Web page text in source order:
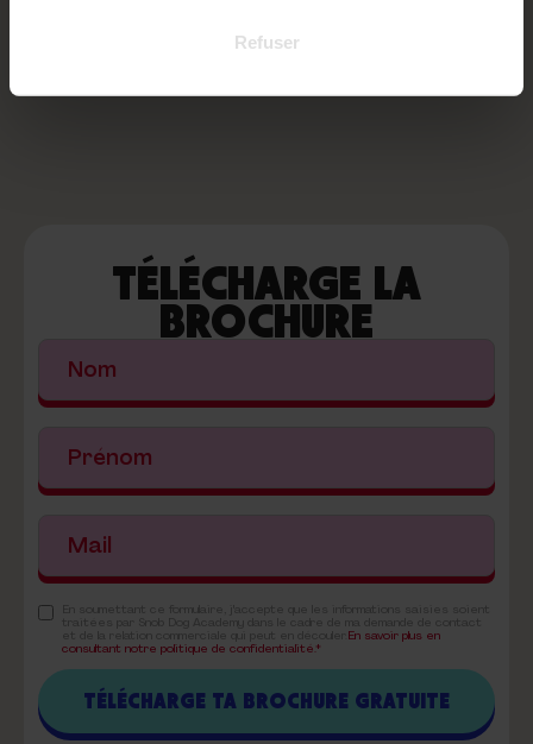
Refuser
de maison qui le rassure tant ! Alors, prêt à attacher ta
TÉLÉCHARGE LA
BROCHURE
En savoir plus en
consultant notre politique de confidentialité.*